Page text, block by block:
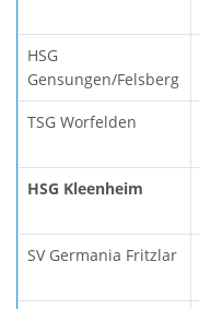
HSG
Gensungen/Felsberg
TSG Worfelden
HSG Kleenheim
SV Germania Fritzlar